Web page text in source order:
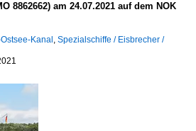
8862662) am 24.07.2021 auf dem NOK
Kanal , Spezialschiffe / Eisbrecher /